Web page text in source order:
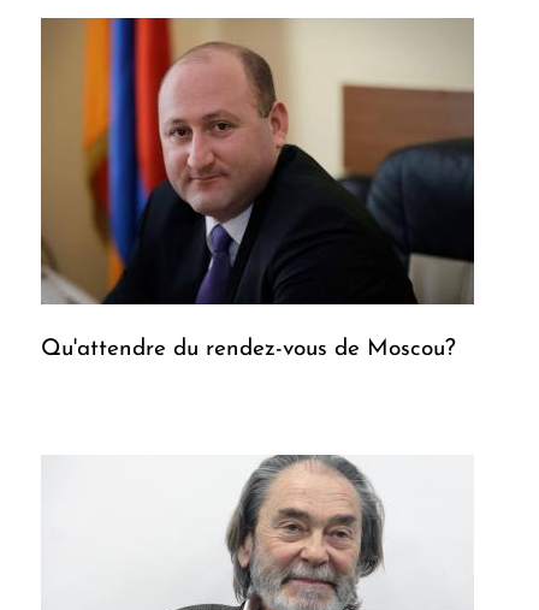
Qu'attendre du rendez-vous de Moscou?